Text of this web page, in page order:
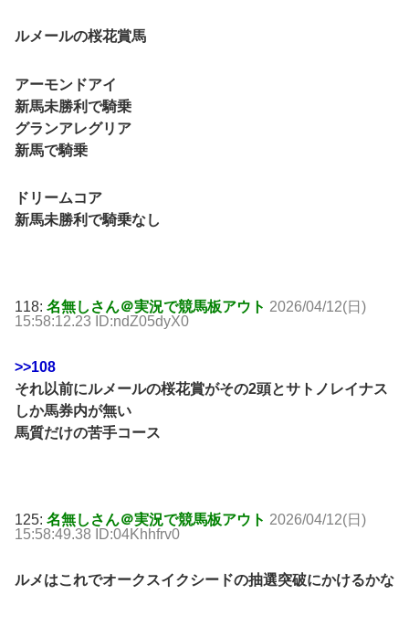
ルメールの桜花賞馬
アーモンドアイ
新馬未勝利で騎乗
グランアレグリア
新馬で騎乗
ドリームコア
新馬未勝利で騎乗なし
118: 名無しさん＠実況で競馬板アウト 2026/04/12(日)
15:58:12.23 ID:ndZ05dyX0
>>108
それ以前にルメールの桜花賞がその2頭とサトノレイナス
しか馬券内が無い
馬質だけの苦手コース
125: 名無しさん＠実況で競馬板アウト 2026/04/12(日)
15:58:49.38 ID:04Khhfrv0
ルメはこれでオークスイクシードの抽選突破にかけるかな